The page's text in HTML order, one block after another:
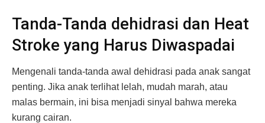
Tanda-Tanda dehidrasi dan Heat
Stroke yang Harus Diwaspadai
Mengenali tanda-tanda awal dehidrasi pada anak sangat
penting. Jika anak terlihat lelah, mudah marah, atau
malas bermain, ini bisa menjadi sinyal bahwa mereka
kurang cairan.